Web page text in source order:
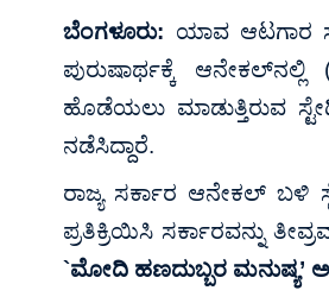
ಬೆಂಗಳೂರು: ಯಾವ ಆಟಗಾರ
ಪುರುಷಾರ್ಥಕ್ಕೆ
ಹೊಡೆಯಲು ಮಾಡುತ್ತಿರುವ
ನಡೆಸಿದ್ದಾರೆ.
ರಾಜ್ಯ ಸರ್ಕಾರ ಆನೇಕಲ್ ಬಳಿ
ಪ್ರತಿಕ್ರಿಯಿಸಿ ಸರ್ಕಾರವನ್ನು
`ಮೋದಿ ಹಣದುಬ್ಬರ ಮನುಷ್ಯ’